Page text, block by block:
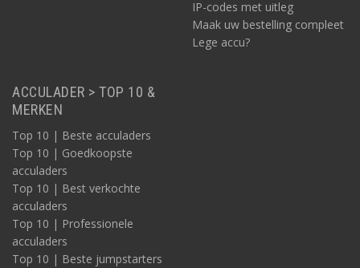
De tweede accu voor optimale laadopslag is meestal een AGM
accu, zoals van Mastervolt. Deze zijn er vanzelfsprekend in
verschillende capaciteiten, zoals 130Ah, 160Ah, 225Ah en 270Ah.
270Ah.
Omvormer: Mastervolt AC Master 3500W
Binnen het mobiele, DC-DC stroomsysteem zonder vaste
netspanning, is ook de omvormer onontbeerlijk. Deze zet de
12V (of 24V) spanning vanuit de beide accu’s om naar het
benodigde 230 voltage voor, bijvoorbeeld, het te gebruiken
elektrisch gereedschap. Een geschikte omvormer voor het
Mastervolt mobiele DC-DC systeem zoals beschreven op deze
pagina is de AC Master 12V/3500W.
IP-codes met uitleg
Maak uw bestelling compleet
Lege accu?
ACCULADER > TOP 10 &
MERKEN
Top 10 | Beste acculaders
Top 10 | Goedkoopste
acculaders
Top 10 | Best verkochte
acculaders
Top 10 | Professionele
acculaders
Top 10 | Beste jumpstarters